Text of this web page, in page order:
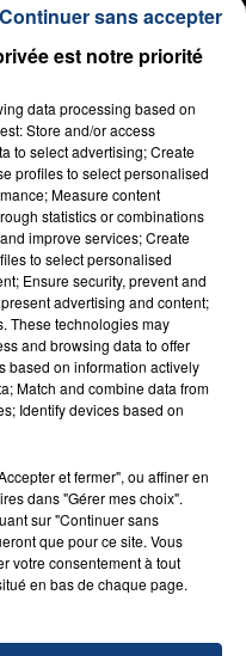
: UNE FEMME ET
LA...
feu après avoir
bébé de trois mois
est notre priorité
data processing based on
Store and/or access
to select advertising; Create
profiles to select personalised
Measure content
statistics or combinations
improve services; Create
to select personalised
Ensure security, prevent and
advertising and content;
These technologies may
and browsing data to offer
based on information actively
Match and combine data from
Identify devices based on
et fermer", ou affiner en
dans "Gérer mes choix".
sur "Continuer sans
que pour ce site. Vous
votre consentement à tout
en bas de chaque page.
Continuer sans accepter